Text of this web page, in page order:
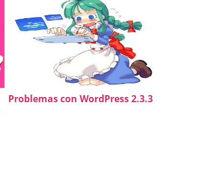
Problemas con WordPress 2.3.3